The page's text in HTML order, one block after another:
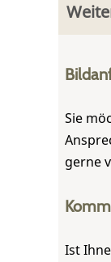
Sie
gerne
Ist